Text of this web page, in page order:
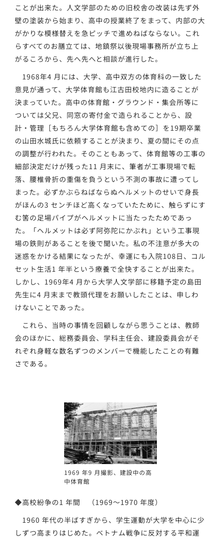
ことが出来た。人文学部のための旧校舎の改装は先ず外
壁の塗装から始まり、高中の授業終了をまって、内部の大
がかりな模様替えを急ピッチで進めねばならない。これ
らすべてのお膳立ては、地鎮祭以後現場事務所が立ち上
がるころから、先へ先へと相談が進行した。
1968年4 月には、大学、高中双方の体育科の一致した
意見が通って、大学体育館も江古田校地内に造ることが
決まっていた。高中の体育館・グラウンド・集会所等に
ついては父兄、同窓の寄付金で造られることから、設
計・管理［もちろん大学体育館も含めての］を19期卒業
の山田水城氏に依頼することが決まり、夏の間にその点
の調整が行われた。そのこともあって、体育館等の工事の
細部決定だけが残った11 月末に、筆者が工事現場で転
落、腰椎骨折の重傷を負うという不測の事故に遭ってし
まった。必ずかぶらねばならぬヘルメットのせいで身長
がほんの3 センチほど高くなっていたために、触らずにす
む筈の足場パイプがヘルメットに当たったためであっ
た。「ヘルメットは必ず阿弥陀にかぶれ」という工事現
場の鉄則があることを後で聞いた。私の不注意が多大の
迷惑をかける結果になったが、幸運にも入院108日、コル
セット生活1 年半という療養で全快することが出来た。
しかし、1969年4 月から大学人文学部に移籍予定の島田
先生に4 月末まで教頭代理をお願いしたことは、申しわ
けないことであった。
これら、当時の事情を回顧しながら思うことは、教師
会のほかに、総務委員会、学科主任会、建設委員会がそ
れぞれ身軽な数名ずつのメンバーで機能したことの有難
さである。
1969 年9 月撮影、建設中の高
中体育館
◆高校紛争の1 年間 （1969～1970 年度）
1960 年代の半ばすぎから、学生運動が大学を中心に少
しずつ高まりはじめた。ベトナム戦争に反対する平和運